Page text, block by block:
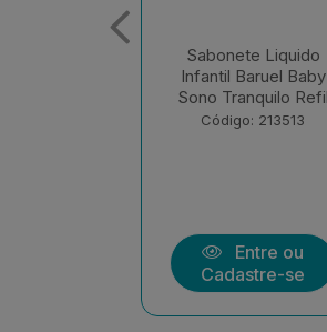
Sabonete Liquido
Infantil Baruel Baby
Sem Corante Refil
Código: 213512
Entre ou
Cadastre-se